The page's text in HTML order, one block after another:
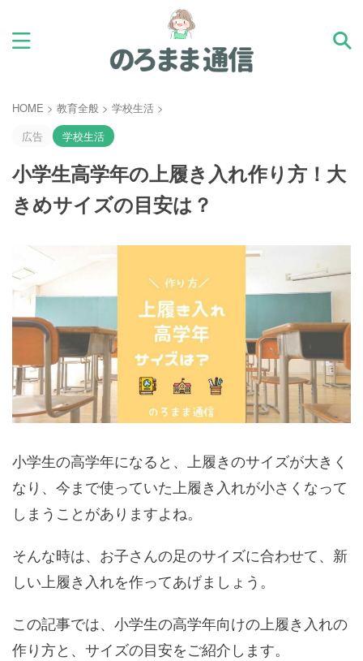
HOME > 教育全般 > 学校生活 >
広告
学校生活
小学生高学年の上履き入れ作り方！大
きめサイズの目安は？
小学生の高学年になると、上履きのサイズが大きく
なり、今まで使っていた上履き入れが小さくなって
しまうことがありますよね。
そんな時は、お子さんの足のサイズに合わせて、新
しい上履き入れを作ってあげましょう。
この記事では、小学生の高学年向けの上履き入れの
作り方と、サイズの目安をご紹介します。